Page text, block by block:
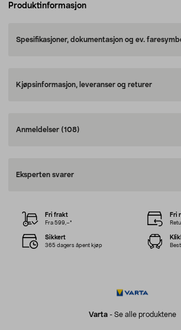
Produktinformasjon
Spesifikasjoner, dokumentasjon og ev.
Kjøpsinformasjon, leveranser og returer
Anmeldelser (108)
Eksperten svarer
Varta - Se alle produktene
Fri frakt
Fra 599,–*
Fri
Sikkert
365 dagers åpent kjøp